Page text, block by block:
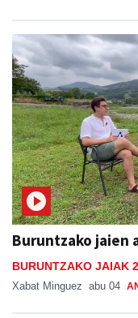
Buruntzako jaien
BURUNTZAKO JAIAK
Xabat Minguez abu 04